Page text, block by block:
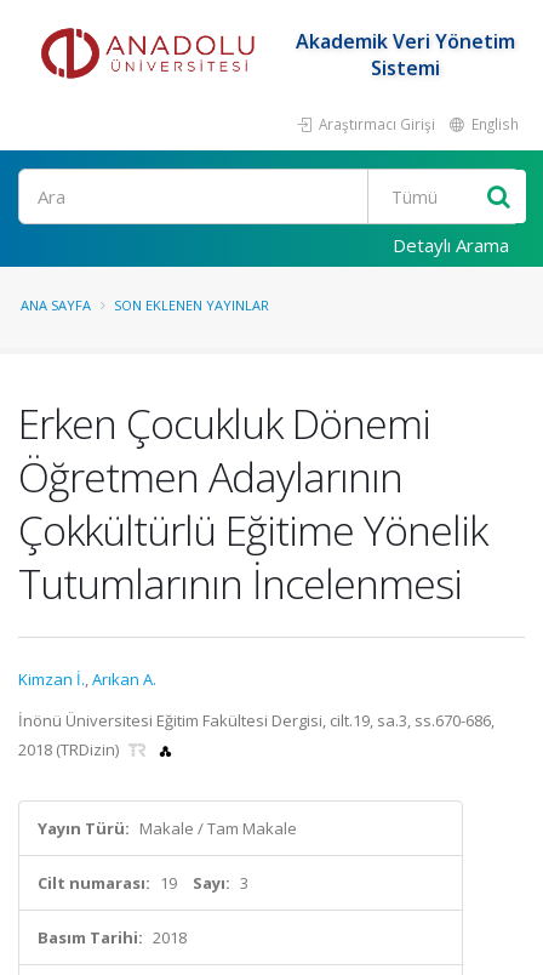
Akademik Veri Yönetim
Sistemi
Araştırmacı Girişi English
Ara
Detaylı Arama
ANA SAYFA SON EKLENEN YAYINLAR
Erken Çocukluk Dönemi
Öğretmen Adaylarının
Çokkültürlü Eğitime Yönelik
Tutumlarının İncelenmesi
Kimzan İ.,Arıkan A.
İnönü Üniversitesi Eğitim Fakültesi Dergisi, cilt.19, sa.3, ss.670-686,
2018 (TRDizin)
Yayın Türü: Makale / Tam Makale
Cilt numarası: 19 Sayı: 3
Basım Tarihi: 2018